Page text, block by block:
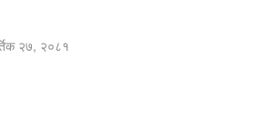
२७, २०८१